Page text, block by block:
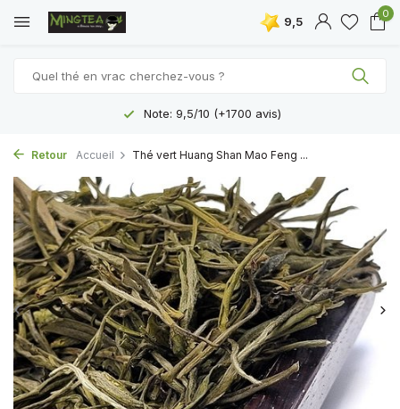
9,5
0
Livraison gratuite à partir de 40 € (BE, NL, DE) - 50 €
Retour Accueil Thé vert Huang Shan Mao Feng ...